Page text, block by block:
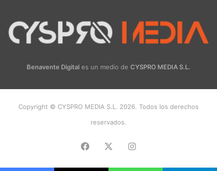
Benavente Digital es un medio de CYSPRO MEDIA S.L.
Copyright © CYSPRO MEDIA S.L. 2026. Todos los derechos
reservados.
Facebook Instagram